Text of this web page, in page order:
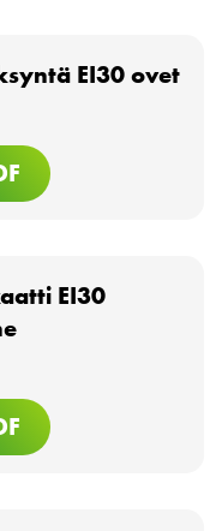
EI30 ovet
EI30